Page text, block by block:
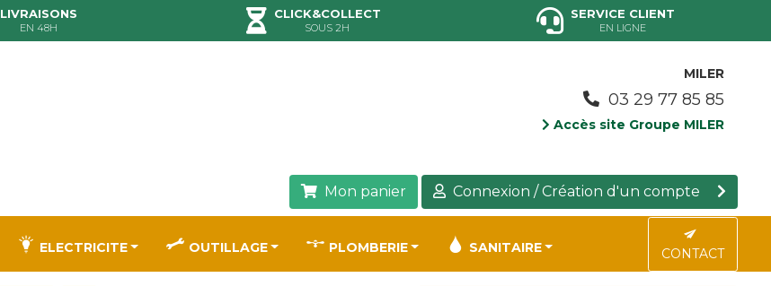
LIVRAISONS
EN 48H
CLICK&COLLECT
SOUS 2H
SERVICE CLIENT
EN LIGNE
MILER
03 29 77 85 85
Accès site Groupe MILER
Mon panier Connexion / Création d'un compte
ELECTRICITE OUTILLAGE PLOMBERIE SANITAIRE CONTACT